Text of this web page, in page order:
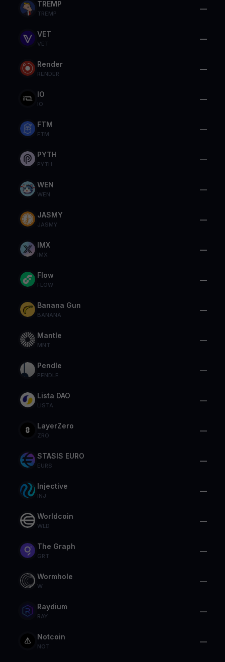
TREMP
TREMP
—
VET
VET
—
Render
RENDER
—
IO
IO
—
FTM
FTM
—
PYTH
PYTH
—
WEN
WEN
—
JASMY
JASMY
—
IMX
IMX
—
Flow
FLOW
—
Banana Gun
BANANA
—
Mantle
MNT
—
Pendle
PENDLE
—
Lista DAO
LISTA
—
LayerZero
ZRO
—
STASIS EURO
EURS
—
Injective
INJ
—
Worldcoin
WLD
—
The Graph
GRT
—
Wormhole
W
—
Raydium
RAY
—
Notcoin
NOT
—